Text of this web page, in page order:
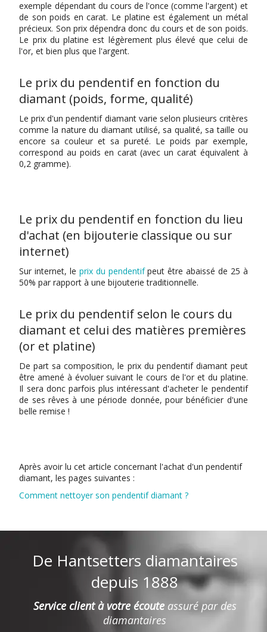
exemple dépendant du cours de l'once (comme l'argent) et
de son poids en carat. Le platine est également un métal
précieux. Son prix dépendra donc du cours et de son poids.
Le prix du platine est légèrement plus élevé que celui de
l'or, et bien plus que l'argent.
Le prix du pendentif en fonction du
diamant (poids, forme, qualité)
Le prix d'un pendentif diamant varie selon plusieurs critères
comme la nature du diamant utilisé, sa qualité, sa taille ou
encore sa couleur et sa pureté. Le poids par exemple,
correspond au poids en carat (avec un carat équivalent à
0,2 gramme).
Le prix du pendentif en fonction du lieu
d'achat (en bijouterie classique ou sur
internet)
Sur internet, le prix du pendentifpeut être abaissé de 25 à
50% par rapport à une bijouterie traditionnelle.
Le prix du pendentif selon le cours du
diamant et celui des matières premières
(or et platine)
De part sa composition, le prix du pendentif diamant peut
être amené à évoluer suivant le cours de l'or et du platine.
Il sera donc parfois plus intéressant d'acheter le pendentif
de ses rêves à une période donnée, pour bénéficier d'une
belle remise !
Après avoir lu cet article concernant l'achat d'un pendentif
diamant, les pages suivantes :
Comment nettoyer son pendentif diamant ?
De Hantsetters diamantaires
depuis 1888
Service client à votre écouteassuré par des
diamantaires